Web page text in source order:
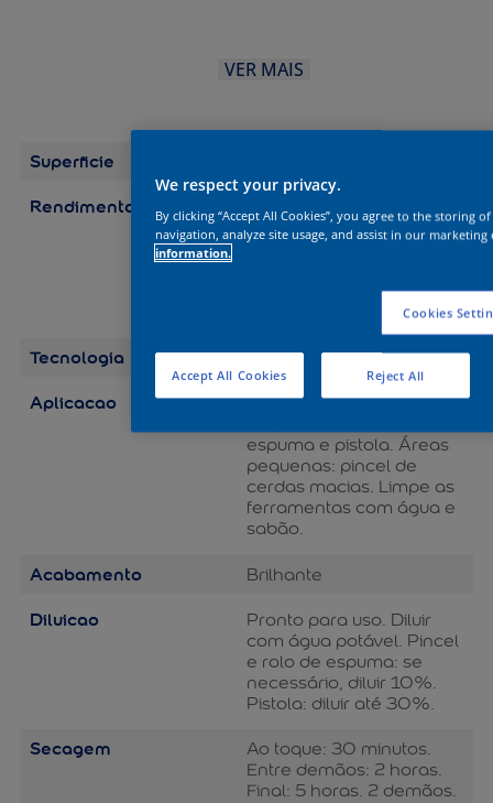
VER MAIS
Superficie
Rendimento
Embalagens/Rendimento
(por demão) Galão 3,6 L:
até 75 m2 Galão 3,2 L: até
19 m2 Quarto 0,8 L: até
Tecnologia Balance
Aplicacao
Áreas grandes: rolo de lã
espuma e pistola. Áreas
pequenas: pincel de
cerdas macias. Limpe as
ferramentas com água e
sabão.
Acabamento Brilhante
Diluicao
Pronto para uso. Diluir
com água potável. Pincel
e rolo de espuma: se
necessário, diluir 10%.
Pistola: diluir até 30%.
Secagem
Ao toque: 30 minutos.
Entre demãos: 2 horas.
Final: 5 horas. 2 demãos.
We respect your privacy.
By clicking “Accept All Cookies”, you agree to the storing
navigation, analyze site usage, and assist in our
information.
Cookies
Reject All
Accept All Cookies